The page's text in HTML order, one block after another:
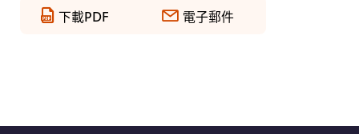
下載PDF 電子郵件